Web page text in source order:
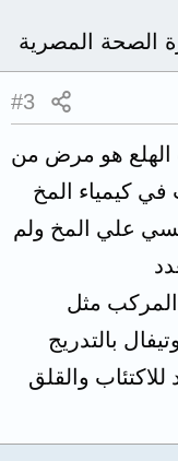
الصحة المصرية
#3
الهلع هو مرض من
كيمياء المخ
علي المخ ولم
مثل
بالتدريج
والقلق